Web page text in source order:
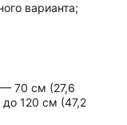
варианта;
70 см (27,6
120 см (47,2